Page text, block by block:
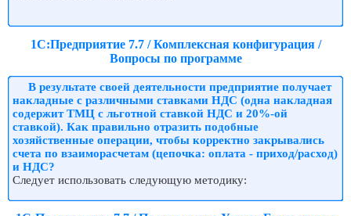
1С:Предприятие 7.7 / Комплексная конфигурация /
Вопросы по программе
В результате своей деятельности предприятие получает
накладные с различными ставками НДС (одна накладная
содержит ТМЦ с льготной ставкой НДС и 20%-ой
ставкой). Как правильно отразить подобные
хозяйственные операции, чтобы корректно закрывались
счета по взаиморасчетам (цепочка: оплата - приход/расход)
и НДС?
Следует использовать следующую методику: